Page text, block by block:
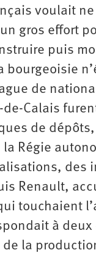
voulait
gros effort
puis
bourgeoisie
de
de-Calais
de
Régie
des
Renault,
touchaient
à
de la